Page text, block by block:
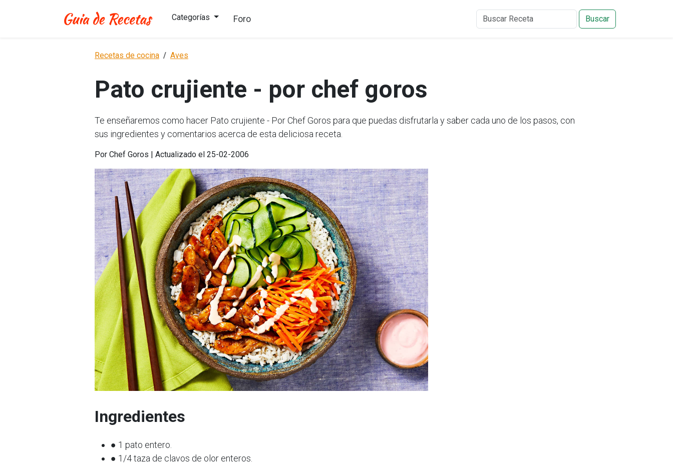
Categorías Foro Buscar
Recetas de cocina Aves
Pato crujiente - por chef goros
Te enseñaremos como hacer Pato crujiente - Por Chef Goros para que puedas disfrutarla y saber cada uno de los pasos, con
sus ingredientes y comentarios acerca de esta deliciosa receta.
Por Chef Goros | Actualizado el 25-02-2006
Ingredientes
● 1 pato entero.
● 1/4 taza de clavos de olor enteros.